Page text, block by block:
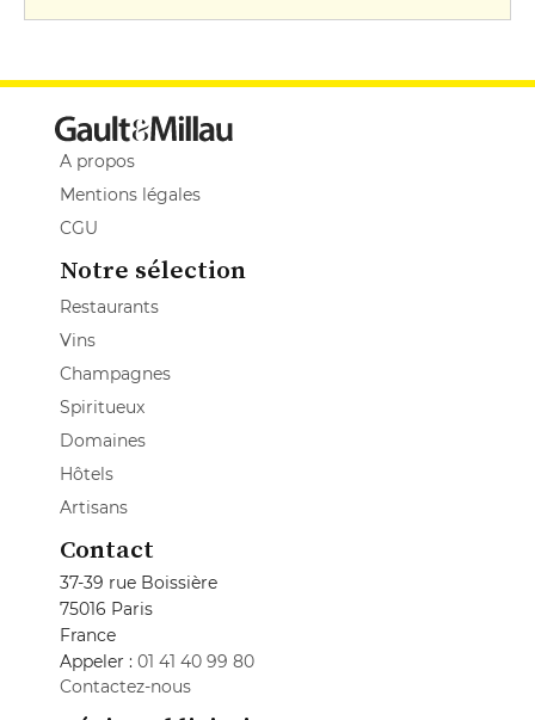
A propos
Mentions légales
CGU
Notre sélection
Restaurants
Vins
Champagnes
Spiritueux
Domaines
Hôtels
Artisans
Contact
37-39 rue Boissière
75016 Paris
France
Appeler : 01 41 40 99 80
Contactez-nous